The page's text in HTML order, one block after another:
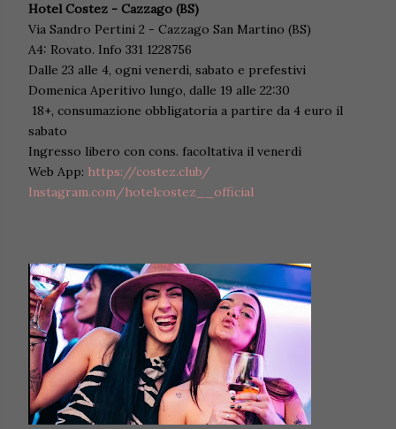
Hotel Costez - Cazzago (BS)
Via Sandro Pertini 2 - Cazzago San Martino (BS)
A4: Rovato. Info 331 1228756
Dalle 23 alle 4, ogni venerdì, sabato e prefestivi
Domenica Aperitivo lungo, dalle 19 alle 22:30
18+, consumazione obbligatoria a partire da 4 euro il
sabato
Ingresso libero con cons. facoltativa il venerdì
Web App: https://costez.club/
Instagram.com/hotelcostez__official